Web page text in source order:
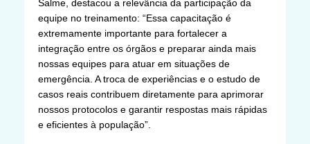
Salme, destacou a relevância da participação da
equipe no treinamento: “Essa capacitação é
extremamente importante para fortalecer a
integração entre os órgãos e preparar ainda mais
nossas equipes para atuar em situações de
emergência. A troca de experiências e o estudo de
casos reais contribuem diretamente para aprimorar
nossos protocolos e garantir respostas mais rápidas
e eficientes à população”.